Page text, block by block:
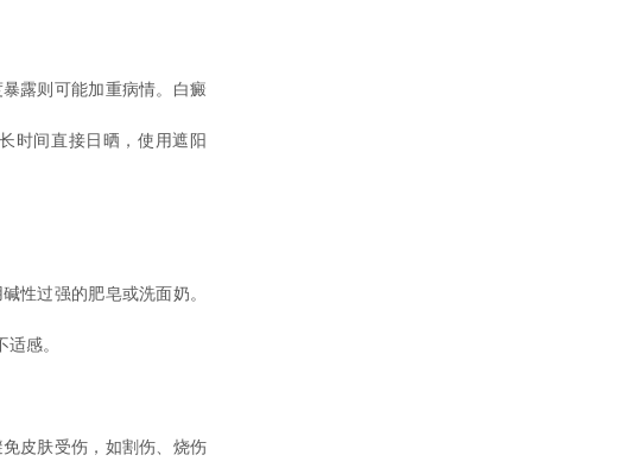
露则可能加重病情。白癜
时间直接日晒，使用遮阳
过强的肥皂或洗面奶。
感。
皮肤受伤，如割伤、烧伤